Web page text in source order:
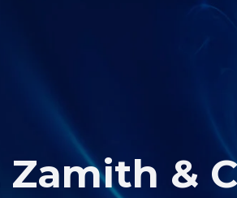
Zamith &